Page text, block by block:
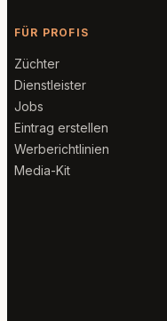
FÜR PROFIS
Züchter
Dienstleister
Jobs
Eintrag erstellen
Werberichtlinien
Media-Kit